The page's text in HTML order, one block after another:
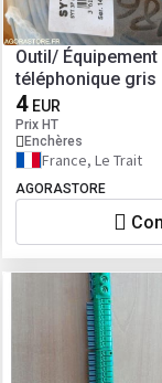
Outil/
téléphonique gris
4 EUR
Prix HT
Enchères
France, Le Trait
AGORASTORE